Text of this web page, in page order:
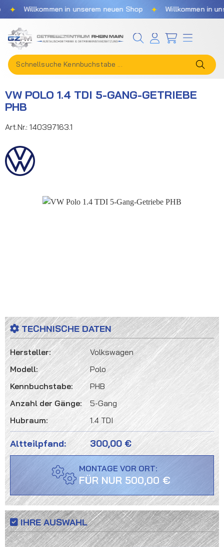
Zum Hauptinhalt springen
✦ Willkommen in unserem neuen Shop ✦ Willkommen in
VW POLO 1.4 TDI 5-GANG-GETRIEBE
PHB
Art.Nr.: 140397163.1
Bildergalerie überspringen
TECHNISCHE DATEN
Hersteller:
Volkswagen
Modell:
Polo
Kennbuchstabe:
PHB
Anzahl der Gänge:
5-Gang
Hubraum:
1.4 TDI
Altteilpfand: 300,00 €
MONTAGE VOR ORT:
FÜR NUR 500,00 €
IHRE AUSWAHL